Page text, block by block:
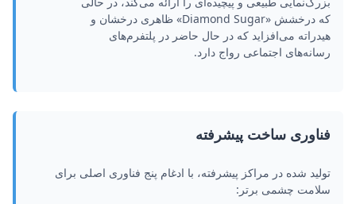
که درخشش «Diamond Sugar» ظاهری درخشان و
هیدراته می‌افزاید که در حال حاضر در پلتفرم‌های
رسانه‌های اجتماعی رواج دارد.
فناوری ساخت پیشرفته
تولید شده در مراکز پیشرفته، با ادغام پنج فناوری اصلی برای
سلامت چشمی برتر: